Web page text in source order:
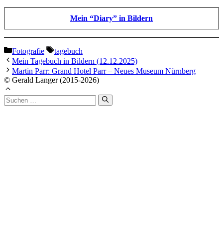
Mein “Diary” in Bildern
Kategorien
Fotografie Schlagwörter
tagebuch
Mein Tagebuch in Bildern (12.12.2025)
Martin Parr: Grand Hotel Parr – Neues Museum Nürnberg
© Gerald Langer (2015-2026)
Suchen
nach: